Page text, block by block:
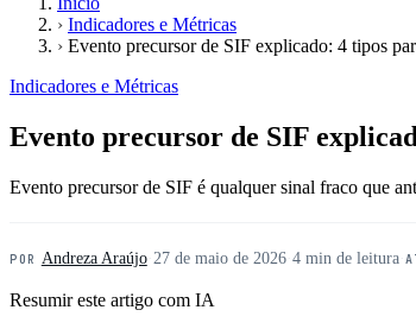
› Indicadores e Métricas
› Evento precursor de SIF explicado: 4 tipos
Indicadores e Métricas
Evento precursor de SIF
Evento precursor de SIF é qualquer sinal fraco que
POR Andreza Araújo· 27 de maio de 2026· 4 min de leitura·
Resumir este artigo com IA